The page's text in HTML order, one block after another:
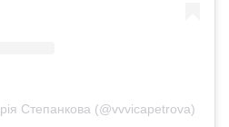
Степанкова (@vvvicapetrova)